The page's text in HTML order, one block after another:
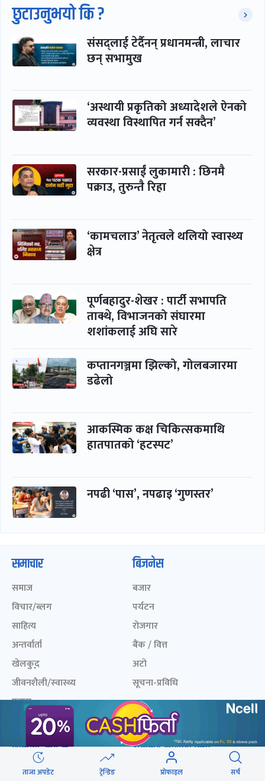
छुटाउनुभयो कि ?
संसद्लाई टेर्दैनन् प्रधानमन्त्री, लाचार
छन् सभामुख
‘अस्थायी प्रकृतिको अध्यादेशले ऐनको
व्यवस्था विस्थापित गर्न सक्दैन’
सरकार-प्रसाईं लुकामारी : छिनमै
पक्राउ, तुरुन्तै रिहा
‘कामचलाउ’ नेतृत्वले थलियो स्वास्थ्य
क्षेत्र
पूर्णबहादुर-शेखर : पार्टी सभापति
ताक्थे, विभाजनको संघारमा
शशांकलाई अघि सारे
कप्तानगञ्जमा झिल्को, गोलबजारमा
डढेलो
आकस्मिक कक्ष चिकित्सकमाथि
हातपातको ‘हटस्पट’
नपढी ‘पास’, नपढाइ ‘गुणस्तर’
ताजा अपडेट ट्रेन्डिङ प्रोफाइल सर्च
समाचार
समाज
विचार/ब्लग
साहित्य
अन्तर्वार्ता
खेलकुद़़
जीवनशैली/स्वास्थ्य
प्रवास
अन्तर्राष्ट्रिय
बिजनेस
बजार
पर्यटन
रोजगार
बैंक / वित्त
अटो
सूचना-प्रविधि
खेलकुद लाईभ
एनपीएल २०८१
अनलाइनखबर सूची
नेपालका ५० प्रभावशाली